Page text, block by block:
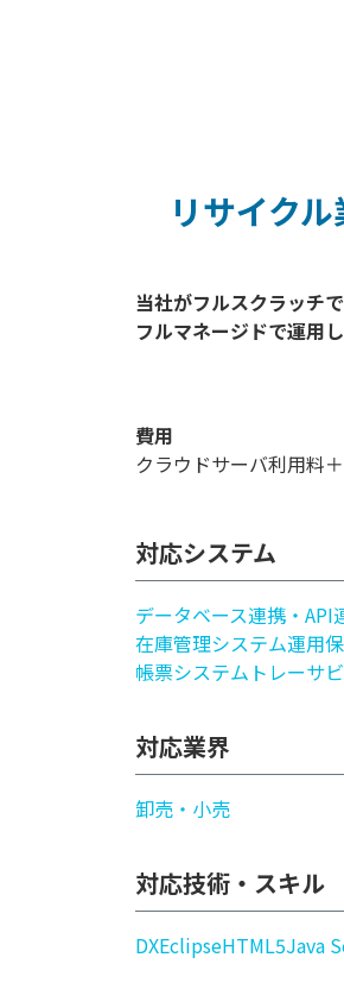
リサイク
当社がフルスクラッチ
フルマネージドで運用し
費用
クラウドサーバ利用料
対応システム
データベース連携・API
在庫管理システム運用
帳票システム トレーサ
対応業界
卸売・小売
対応技術・スキル
DXEclipseHTML5Java